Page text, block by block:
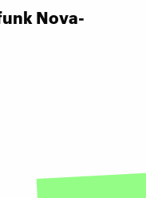
Nova-